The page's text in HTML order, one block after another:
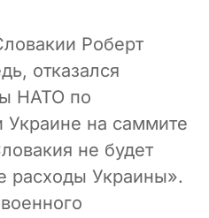
Роберт
отказался
НАТО по
на саммите
не будет
расходы Украины».